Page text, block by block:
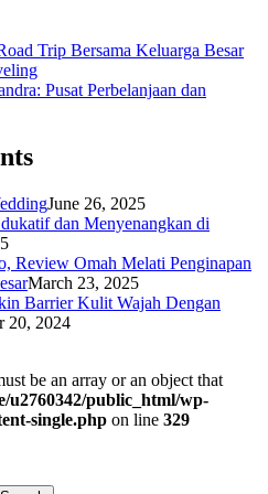
Trip Bersama Keluarga Besar
Pusat Perbelanjaan dan
June 26, 2025
dan Menyenangkan di
Review Omah Melati Penginapan
March 23, 2025
Barrier Kulit Wajah Dengan
20, 2024
be an array or an object that
u2760342/public_html/wp-
single.php on line 329